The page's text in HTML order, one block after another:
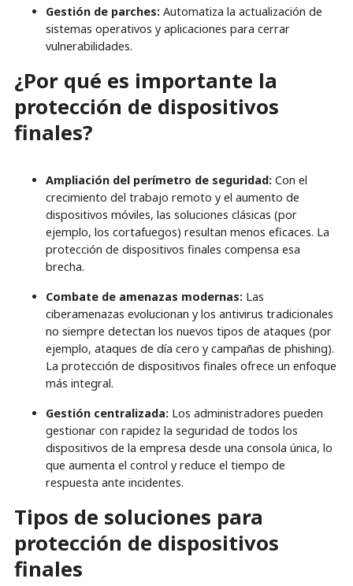
Gestión de parches: Automatiza la actualización de
sistemas operativos y aplicaciones para cerrar
vulnerabilidades.
¿Por qué es importante la
protección de dispositivos
finales?
Ampliación del perímetro de seguridad: Con el
crecimiento del trabajo remoto y el aumento de
dispositivos móviles, las soluciones clásicas (por
ejemplo, los cortafuegos) resultan menos eficaces. La
protección de dispositivos finales compensa esa
brecha.
Combate de amenazas modernas: Las
ciberamenazas evolucionan y los antivirus tradicionales
no siempre detectan los nuevos tipos de ataques (por
ejemplo, ataques de día cero y campañas de phishing).
La protección de dispositivos finales ofrece un enfoque
más integral.
Gestión centralizada: Los administradores pueden
gestionar con rapidez la seguridad de todos los
dispositivos de la empresa desde una consola única, lo
que aumenta el control y reduce el tiempo de
respuesta ante incidentes.
Tipos de soluciones para
protección de dispositivos
finales